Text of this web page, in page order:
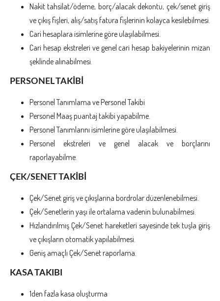
Nakit tahsilat/ödeme, borç/alacak dekontu, çek/senet giriş
ve çıkış fişleri, alış/satış fatura fişlerinin kolayca kesilebilmesi.
Cari hesaplara isimlerine göre ulaşılabilmesi.
Cari hesap ekstreleri ve genel cari hesap bakiyelerinin mizan
şeklinde alınabilmesi.
PERSONEL TAKİBİ
Personel Tanımlama ve Personel Takibi
Personel Maaş puantaj takibi yapabilme.
Personel Tanımlarını isimlerine göre ulaşılabilmesi.
Personel ekstreleri ve genel alacak ve borçlarını
raporlayabilme.
ÇEK/SENET TAKİBİ
Çek/Senet giriş ve çıkışlarına bordrolar düzenlenebilmesi.
Çek/Senetlerin yaşı ile ortalama vadenin bulunabilmesi.
Hızlandırılmış Çek/Senet hareketleri sayesinde tek tuşla giriş
ve çıkışların otomatik yapılabilmesi.
Geniş amaçlı Çek/Senet raporlama.
KASA TAKIBI
1den fazla kasa oluşturma